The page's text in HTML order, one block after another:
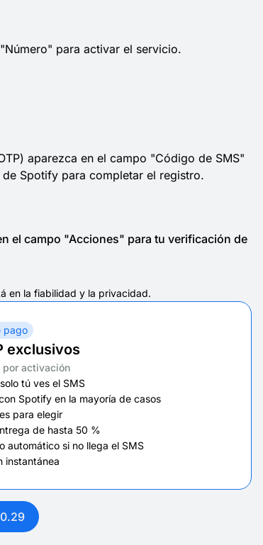
para activar el servicio.
aparezca en el campo "Código de SMS"
Spotify para completar el registro.
el campo "Acciones" para tu verificación de
en la fiabilidad y la privacidad.
pago
exclusivos
por activación
tú ves el SMS
Spotify en la mayoría de casos
para elegir
de hasta 50 %
automático si no llega el SMS
instantánea